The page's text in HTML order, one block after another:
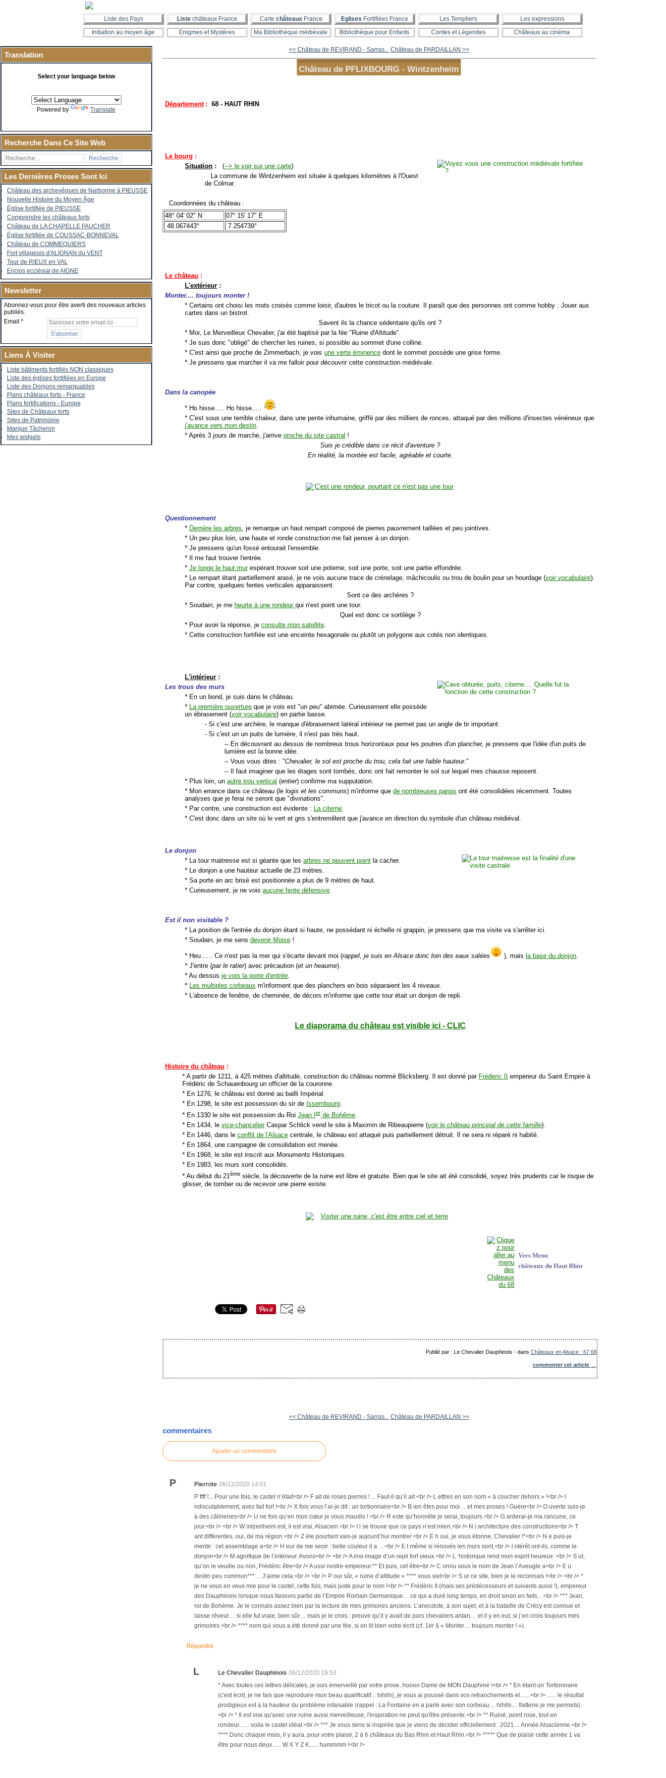
Liste des Pays Liste châteaux France Carte châteauxFrance Eglises Fortifiées France Les Templiers
Les expressions
Initiation au moyen âge
Enigmes et Mystères Ma Bibliothèque médiévale Bibliothèque pour Enfants Contes et Légendes Châteaux au cinéma
Translation
Select your language below
Powered by Translate
Recherche Dans Ce Site Web
Les Dernières Proses Sont Ici
Château des archevêques de Narbonne à PIEUSSE
Nouvelle Histoire du Moyen Âge
Église fortifiée de PIEUSSE
Comprendre les châteaux forts
Château de LA CHAPELLE FAUCHER
Église fortifiée de COUSSAC-BONNEVAL
Château de COMMEQUIERS
Fort villageois d'ALIGNAN du VENT
Tour de RIEUX en VAL
Enclos ecclésial de AIGNE
Newsletter
Abonnez-vous pour être averti des nouveaux articles
publiés.
Email
Liens À Visiter
Liste bâtiments fortifiés NON classiques
Liste des églises fortifiées en Europe
Liste des Donjons remarquables
Plans châteaux forts - France
Plans fortifications - Europe
Sites de Châteaux forts
Sites de Patrimoine
Marque Tâcheron
Mes widgets
<< Château de REVIRAND - Sarras... Château de PARDAILLAN >>
Château de PFLIXBOURG - Wintzenheim
Département: 68 - HAUT RHIN
Le bourg :
Situation : (--> le voir sur une carte)
La commune de Wintzenheim est située à quelques kilomètres à l'Ouest
de Colmar.
Coordonnées du château :
48° 04' 02" N
07° 15' 17" E
48.067443°
7.254739°
Le château :
L'extérieur :
Monter.... toujours monter !
* Certains ont choisi les mots croisés comme loisir, d'autres le tricot ou la couture. Il paraît que des personnes ont comme hobby : Jouer aux
cartes dans un bistrot.
Savent ils la chance sédentaire qu'ils ont ?
* Moi, Le Merveilleux Chevalier, j'ai été baptisé par la fée "Ruine d'Altitude".
* Je suis donc "obligé" de chercher les ruines, si possible au sommet d'une colline.
* C'est ainsi que proche de Zimmerbach, je voisune verte éminence dont le sommet possède une grise forme.
* Je pressens que marcher il va me falloir pour découvrir cette construction médiévale.
Dans lacanopée
* Ho hisse..... Ho hisse.....
* C'est sous une terrible chaleur, dans une pente inhumaine, griffé par des milliers de ronces, attaqué par des millions d'insectes vénéneux que
j'avance vers mon destin
* Après 3 jours de marche, j'arriveproche du site castral !
Suis je crédible dans ce récit d'aventure ?
En réalité, la montée est facile, agréable et courte.
Questionnement
* Derrière les arbres , je remarque un haut rempart composé de pierres pauvrement taillées et peu jointives.
* Un peu plus loin, une haute et ronde construction me fait penser à un donjon.
* Je pressens qu'un fossé entourait l'ensemble.
* Il me faut trouver l'entrée.
*Je longe le haut murespérant trouver soit une poterne, soit une porte, soit une partie effondrée.
* Le rempart étant partiellement arasé, je ne vois aucune trace de crénelage, mâchicoulis ou trou de boulin pour un hourdage (voir vocabulaire).
Par contre, quelques fentes verticales apparaissent.
Sont ce des archères ?
* Soudain, je me heurte à une rondeurqui n'est point une tour.
Quel est donc ce sortilège ?
* Pour avoir la réponse, jeconsulte mon satellite
* Cette construction fortifiée est une enceinte hexagonale ou plutôt un polygone aux cotés non identiques.
L'intérieur :
Les trous des murs
* En un bond, je suis dans le château.
*
La première ouverture que je vois est "un peu" abimée. Curieusement elle possède
un ébrasement (voir vocabulaire) en partie basse.
- Si c'est une archère, le manque d'ébrasement latéral intérieur ne permet pas un angle de tir important.
- Si c'est un un puits de lumière, il n'est pas très haut.
-- En découvrant au dessus de nombreux trous horizontaux pour les poutres d'un plancher, je pressens que l'idée d'un puits de
lumière est la bonne idée.
-- Vous vous dites : "Chevalier, le sol est proche du trou, cela fait une faible hauteur."
-- Il faut imaginer que les étages sont tombés, donc ont fait remonter le sol sur lequel mes chausse reposent.
* Plus loin, unautre trou vertical (entier) confirme ma supputation.
* Mon errance dans ce château (le logis et les communs) m'informe quede nombreuses parois ont été consolidées récemment. Toutes
analyses que je ferai ne seront que "divinations".
* Par contre, une construction est évidente :
La citerne
* C'est donc dans un site où le vert et gris s'entremêlent que j'avance en direction du symbole d'un château médiéval.
Le donjon
* La tour maitresse est si géante que lesarbres ne peuvent point la cacher.
* Le donjon a une hauteur actuelle de 23 mètres.
* Sa porte en arc brisé est positionnée a plus de 9 mètres de haut.
* Curieusement, je ne voisaucune fente défensive
Est il non visitable ?
* La position de l'entrée du donjon étant si haute, ne possédant ni échelle ni grappin, je pressens que ma visite va s'arrêter ici.
* Soudain, je me sensdevenir Moise !
* Heu...... Ce n'est pas la mer qui s'écarte devant moi (rappel, je suis en Alsace donc loin des eaux salées ), mais la base du donjon
* J'entre (par le ratier) avec précaution (et un heaume).
* Au dessusje vois la porte d'entrée
*
Les multiples corbeaux m'informent que des planchers en bois séparaient les 4 niveaux.
* L'absence de fenêtre, de cheminée, de décors m'informe que cette tour était un donjon de repli.
Le diaporama du château est visible ici - CLIC
Histoire du château :
* A partir de 1211, à 425 mètres d'altitude, construction du château nommé Blicksberg. Il est donné par Fréderic II
empereur du Saint Empire à
Frédéric de Schauenbourg un officier de la couronne.
* En 1276, le château est donné au bailli Impérial.
* En 1298, le site est possession du sir de Issembourg
* En 1330 le site est possession du RoiJean Ierde Bohême.
* En 1434, levice-chancelierCaspar Schlick vend le site à Maximin de Ribeaupierre (voir le château principal de cette famille).
* En 1446, dans leconflit de l'Alsace centrale, le château est attaqué puis partiellement détruit. Il ne sera ni réparé ni habité.
* En 1864, une campagne de consolidation est menée.
* En 1968, le site est inscrit aux Monuments Historiques.
* En 1983, les murs sont consolidés.
* Au début du 21ème siècle, la découverte de la ruine est libre et gratuite. Bien que le site ait été consolidé, soyez très prudents car le risque de
glisser, de tomber ou de recevoir une pierre existe.
Vers Menu
châteaux du Haut Rhin
Publié par : Le Chevalier Dauphinois -dans Châteaux en Alsace : 67 68
commenter cet article
<< Château de REVIRAND - Sarras... Château de PARDAILLAN >>
commentaires
Ajouter un commentaire
P Pierrote 06/12/2020 14:01
P ffff !... Pour une fois, le castel n’était<br /> F ait de roses pierres !… Faut-il qu’il ait <br /> L ettres en son nom « à coucher dehors » !<br /> I
ndiscutablement, avez fait fort !<br /> X fois vous l’ai-je dit : un tortionnaire<br /> B ien êtes pour moi… et mes proses ! Guère<br /> O uverte suis-je
à des câlineries<br /> U ne fois qu’en mon cœur je vous maudis ! <br /> R este qu’honnête je serai, toujours.<br /> G arderai-je ma rancune, ce
jour.<br /> <br /> W intzenheim est, il est vrai, Alsacien.<br /> I l se trouve que ce pays n’est mien,<br /> N i architecture des constructions<br /> T
ant différentes, oui, de ma région.<br /> Z èle pourtant vais-je aujourd’hui montrer.<br /> E h oui, je vous étonne, Chevalier !*<br /> N e puis-je
mentir : cet assemblage a<br /> H eur de me seoir : belle couleur il a …<br /> E t même si rénovés les murs sont,<br /> I ntérêt ont-ils, comme le
donjon<br /> M agnifique de l’intérieur. Avons<br /> <br /> A insi image d’un repli fort vieux.<br /> L ‘historique rend mon esprit heureux :<br /> S ut,
qu’on le veuille ou non, Frédéric être<br /> A ussi nostre empereur.** Et puis, cet être<br /> C onnu sous le nom de Jean l’Aveugle a<br /> E u
destin peu commun***… J’aime cela.<br /> <br /> P our sûr, « ruine d’altitude » **** vous siet<br /> S ur ce site, bien je le reconnais !<br /> <br /> *
je ne vous en veux mie pour le castel, cette fois, mais juste pour le nom !<br /> ** Frédéric II (mais ses prédécesseurs et suivants aussi !), empereur
des Dauphinois lorsque nous faisions partie de l’Empire Romain Germanique… ce qui a duré long temps, en droit sinon en faits…<br /> *** Jean,
roi de Bohème. Je le connais assez bien par la lecture de mes grimoires anciens. L’anecdote, à son sujet, et à la bataille de Crécy est connue et
laisse rêveur… si elle fut vraie, bien sûr… mais je le crois : preuve qu’il y avait de purs chevaliers antan… et il y en eut, si j’en crois toujours mes
grimoires.<br /> **** nom qui vous a été donné par une fée, si on lit bien votre écrit (cf. 1er § « Monter… toujours monter ! »).
Répondre
L Le Chevalier Dauphinois 06/12/2020 19:53
* Avec toutes ces lettres délicates, je suis émerveillé par votre prose, hoooo Dame de MON Dauphiné !<br /> * En étant un Tortionnaire
(c'est écrit, je ne fais que reproduire mon beau qualificatif... hihihi), je vous ai poussé dans vos retranchements et.......<br /> ...... le résultat
prodigieux est à la hauteur du problème infaisable (rappel : La Fontaine en a parlé avec son corbeau.... hihihi.... flatterie je me permets).
<br /> * Il est vrai qu'avec une ruine aussi merveilleuse, l'inspiration ne peut qu'être présente.<br /> ** Ruiné, point rose, tout en
rondeur....... voila le castel idéal.<br /> *** Je vous sens si inspirée que je viens de décider officiellement : 2021.... Année Alsacienne.<br />
**** Donc chaque mois, il y aura, pour votre plaisir, 2 à 6 châteaux du Bas Rhin et Haut Rhin.<br /> ***** Que de plaisir cette année 1 va
être pour nous deux...... W X Y Z K...... hummmm !<br />